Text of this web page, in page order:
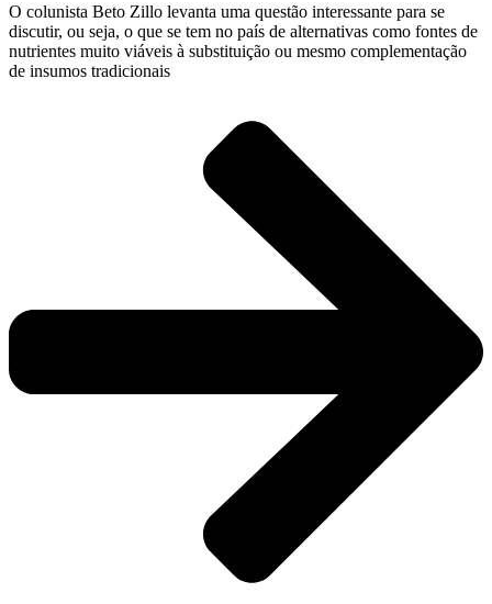
O colunista Beto Zillo levanta uma questão interessante para se
discutir, ou seja, o que se tem no país de alternativas como fontes de
nutrientes muito viáveis à substituição ou mesmo complementação
de insumos tradicionais